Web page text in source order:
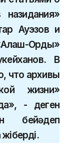
Ауэзов и
Орды»
В
что архивы
жизни»
- деген
бейәдеп
жіберді.